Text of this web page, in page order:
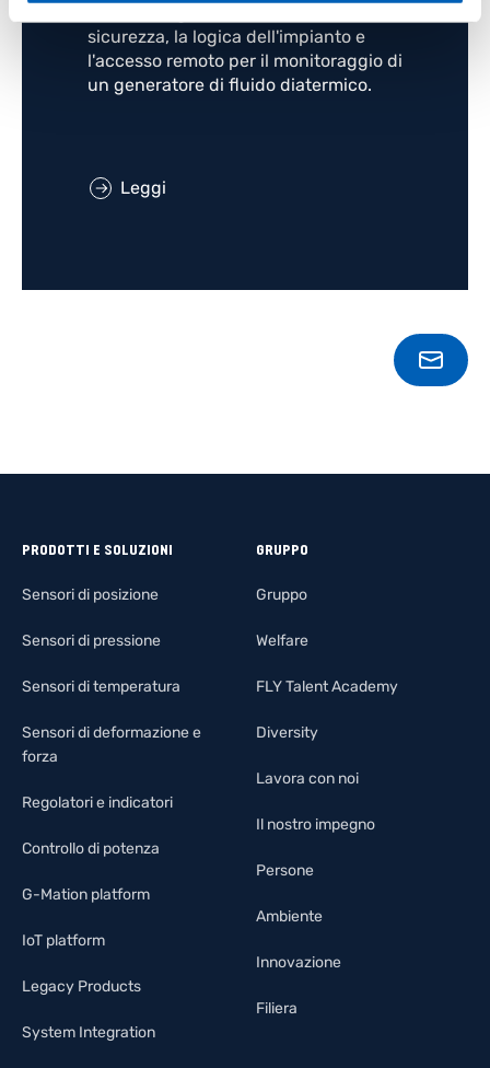
sicurezza, la logica dell'impianto e
l'accesso remoto per il monitoraggio di
un generatore di fluido diatermico.
Leggi
PRODOTTI E SOLUZIONI
Sensori di posizione
Sensori di pressione
Sensori di temperatura
Sensori di deformazione e
forza
Regolatori e indicatori
Controllo di potenza
G-Mation platform
IoT platform
Legacy Products
System Integration
GRUPPO
Gruppo
Welfare
FLY Talent Academy
Diversity
Lavora con noi
Il nostro impegno
Persone
Ambiente
Innovazione
Filiera